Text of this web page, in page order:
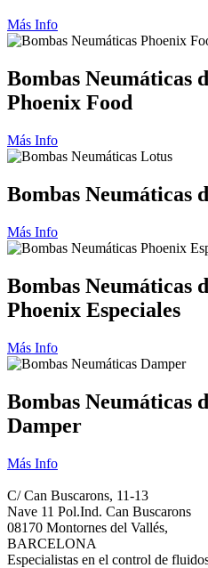
Más Info
Bombas Neumáticas
Phoenix Food
Más Info
Bombas Neumáticas
Más Info
Bombas Neumáticas
Phoenix Especiales
Más Info
Bombas Neumáticas
Damper
Más Info
C/ Can Buscarons, 11-13
Nave 11 Pol.Ind. Can Buscarons
08170 Montornes del Vallés,
BARCELONA
Especialistas en el control de